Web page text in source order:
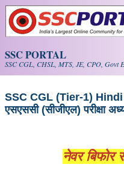
Skip to main content
SSC PORTAL
SSC CGL, CHSL, MTS, JE, CPO, Govt
SSC CGL (Tier-1)
एसएससी (सीजीएल) परीक्षा
नेवर